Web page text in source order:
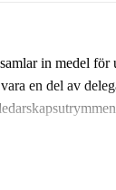
samlar in medel
en del av